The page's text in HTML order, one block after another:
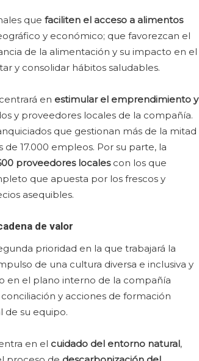
que faciliten el acceso a alimentos
y económico; que favorezcan el
de la alimentación y su impacto en el
y consolidar hábitos saludables.
en estimular el emprendimiento y
y proveedores locales de la compañía.
que gestionan más de la mitad
17.000 empleos. Por su parte, la
proveedores localescon los que
que apuesta por los frescos y
asequibles.
de valor
prioridad en la que trabajará la
de una cultura diversa e inclusiva y
en el plano interno de la compañía
y acciones de formación
de su equipo.
en el cuidado del entorno natural,